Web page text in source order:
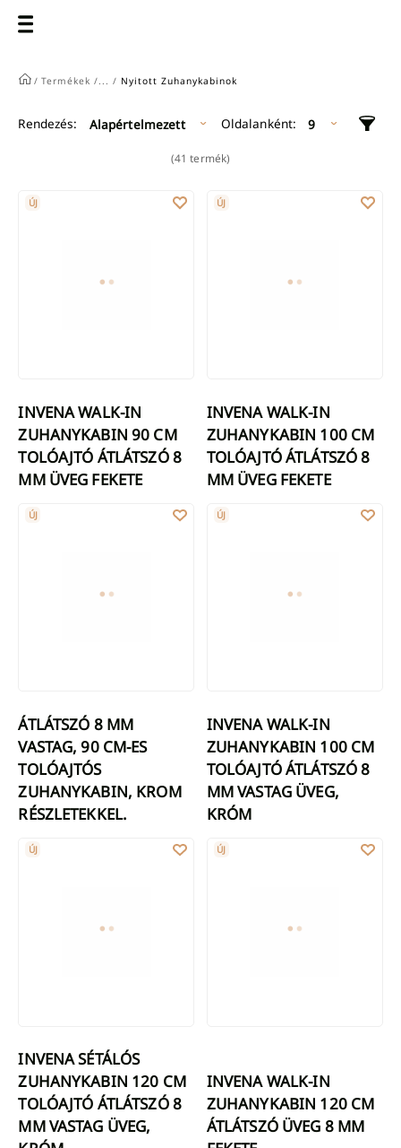
/ Termékek / ... / Nyitott Zuhanykabinok
Rendezés: Alapértelmezett Oldalanként: 9
(41 termék)
INVENA WALK-IN ZUHANYKABIN 90 CM TOLÓAJTÓ ÁTLÁTSZÓ 8
ÚJ
INVENA WALK-IN
ZUHANYKABIN 90 CM
TOLÓAJTÓ ÁTLÁTSZÓ 8
MM ÜVEG FEKETE
INVENA WALK-IN
ÚJ
INVENA WALK-IN
ZUHANYKABIN 100 CM
TOLÓAJTÓ ÁTLÁTSZÓ 8
MM ÜVEG FEKETE
ÁTLÁTSZÓ 8 MM VASTAG, 90 CM-ES TOLÓAJTÓS ZUHANYKABIN,
ÚJ
ÁTLÁTSZÓ 8 MM
VASTAG, 90 CM-ES
TOLÓAJTÓS
ZUHANYKABIN, KROM
RÉSZLETEKKEL.
INVENA WALK-IN
ÚJ
INVENA WALK-IN
ZUHANYKABIN 100 CM
TOLÓAJTÓ ÁTLÁTSZÓ 8
MM VASTAG ÜVEG,
KRÓM
INVENA SÉTÁLÓS ZUHANYKABIN 120 CM TOLÓAJTÓ ÁTLÁTSZÓ
ÚJ
INVENA SÉTÁLÓS
ZUHANYKABIN 120 CM
TOLÓAJTÓ ÁTLÁTSZÓ 8
MM VASTAG ÜVEG,
INVENA WALK-IN
ÚJ
INVENA WALK-IN
ZUHANYKABIN 120 CM
ÁTLÁTSZÓ ÜVEG 8 MM